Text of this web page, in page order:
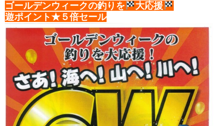
ゴールデンウィークの釣りを
大応援
遊ポイント★５倍セール